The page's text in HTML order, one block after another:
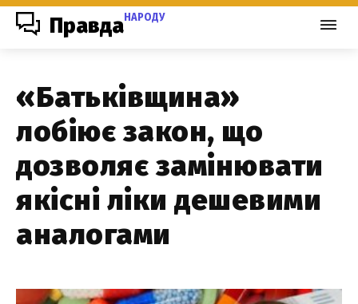
ПравдаНАРОДУ
«Батьківщина»
лобіює закон, що
дозволяє замінювати
якісні ліки дешевими
аналогами